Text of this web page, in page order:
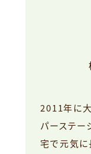
2011年に
パーステー
宅で元気に